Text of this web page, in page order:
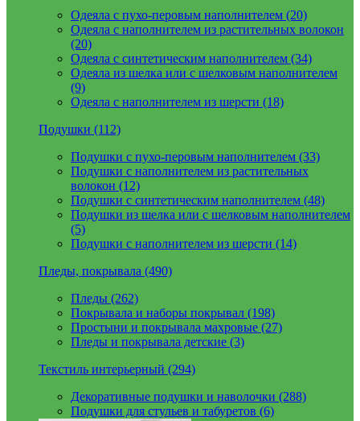
Одеяла с пухо-перовым наполнителем (20)
Одеяла с наполнителем из растительных волокон
(20)
Одеяла с синтетическим наполнителем (34)
Одеяла из шелка или с шелковым наполнителем
(9)
Одеяла с наполнителем из шерсти (18)
Подушки (112)
Подушки с пухо-перовым наполнителем (33)
Подушки с наполнителем из растительных
волокон (12)
Подушки с синтетическим наполнителем (48)
Подушки из шелка или с шелковым наполнителем
(5)
Подушки с наполнителем из шерсти (14)
Пледы, покрывала (490)
Пледы (262)
Покрывала и наборы покрывал (198)
Простыни и покрывала махровые (27)
Пледы и покрывала детские (3)
Текстиль интерьерный (294)
Декоративные подушки и наволочки (288)
Подушки для стульев и табуретов (6)